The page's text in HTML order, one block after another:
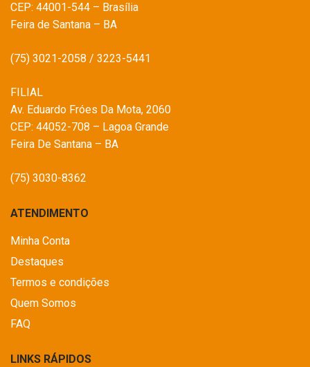
CEP: 44001-544 – Brasília
Feira de Santana – BA
(75) 3021-2058 / 3223-5441
FILIAL
Av. Eduardo Fróes Da Mota, 2060
CEP: 44052-708 – Lagoa Grande
Feira De Santana – BA
(75) 3030-8362
ATENDIMENTO
Minha Conta
Destaques
Termos e condições
Quem Somos
FAQ
LINKS RÁPIDOS